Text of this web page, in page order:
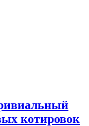
котировок